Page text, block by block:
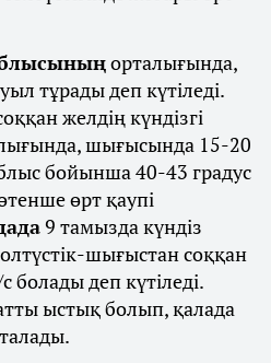
орталығында,
тұрады деп күтіледі.
желдің күндізгі
шығысында 15-20
бойынша 40-43 градус
өрт қаупі
9 тамызда күндіз
шығыстан соққан
болады деп күтіледі.
ыстық болып, қалада